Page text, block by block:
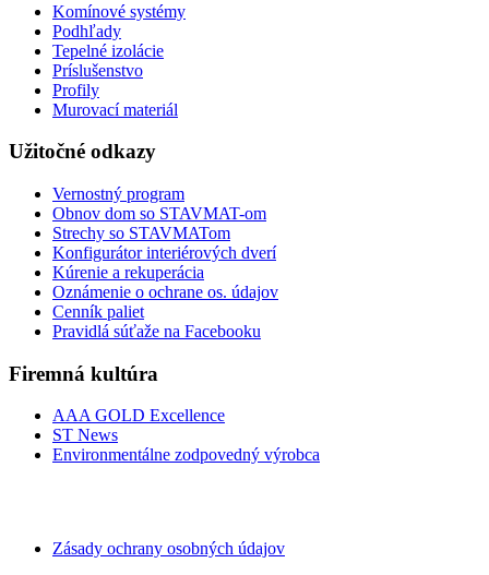
Komínové systémy
Podhľady
Tepelné izolácie
Príslušenstvo
Profily
Murovací materiál
Užitočné odkazy
Vernostný program
Obnov dom so STAVMAT-om
Strechy so STAVMATom
Konfigurátor interiérových dverí
Kúrenie a rekuperácia
Oznámenie o ochrane os. údajov
Cenník paliet
Pravidlá súťaže na Facebooku
Firemná kultúra
AAA GOLD Excellence
ST News
Environmentálne zodpovedný výrobca
Zásady ochrany osobných údajov